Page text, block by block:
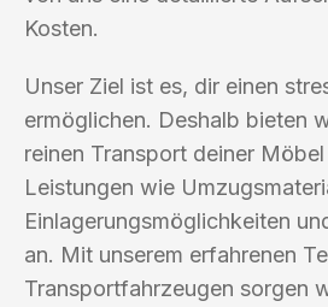
Kosten.
Unser Ziel ist es, dir einen
ermöglichen. Deshalb bieten
reinen Transport deiner
Leistungen wie
Einlagerungsmöglichkeiten
an. Mit unserem erfahrenen
Transportfahrzeugen sorgen